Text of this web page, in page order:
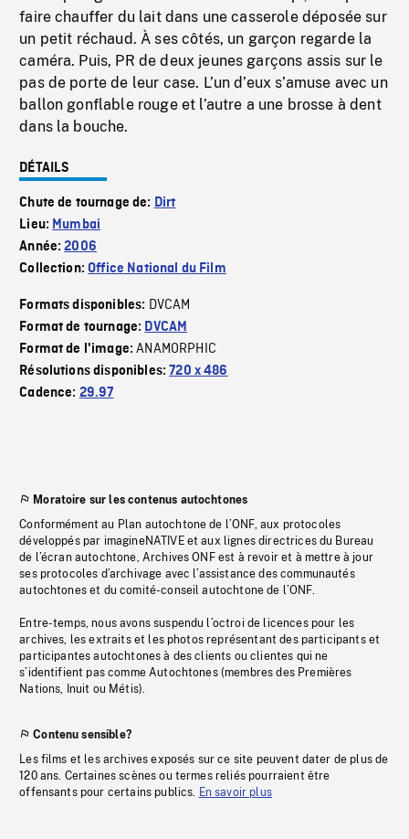
faire chauffer du lait dans une casserole déposée sur
un petit réchaud. À ses côtés, un garçon regarde la
caméra. Puis, PR de deux jeunes garçons assis sur le
pas de porte de leur case. L’un d’eux s’amuse avec un
ballon gonflable rouge et l’autre a une brosse à dent
dans la bouche.
DÉTAILS
Chute de tournage de: Dirt
Lieu: Mumbai
Année:2006
Collection:Office National du Film
Formats disponibles: DVCAM
Format de tournage: DVCAM
Format de l'image:ANAMORPHIC
Résolutions disponibles:720 x 486
Cadence: 29.97
Moratoire sur les contenus autochtones
Conformément au Plan autochtone de l’ONF, aux protocoles
développés par imagineNATIVE et aux lignes directrices du Bureau
de l’écran autochtone, Archives ONF est à revoir et à mettre à jour
ses protocoles d’archivage avec l’assistance des communautés
autochtones et du comité-conseil autochtone de l’ONF.
Entre-temps, nous avons suspendu l’octroi de licences pour les
archives, les extraits et les photos représentant des participants et
participantes autochtones à des clients ou clientes qui ne
s’identifient pas comme Autochtones (membres des Premières
Nations, Inuit ou Métis).
Contenu sensible?
Les films et les archives exposés sur ce site peuvent dater de plus de
120 ans. Certaines scènes ou termes reliés pourraient être
offensants pour certains publics. En savoir plus